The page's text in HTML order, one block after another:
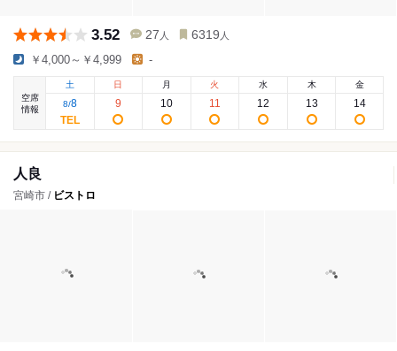
3.52 27 人 6319 人
￥4,000～￥4,999 -
空席
情報
土
8/8
日
9
月
10
火
11
水
12
木
13
金
14
人良
宮崎市 / ビストロ